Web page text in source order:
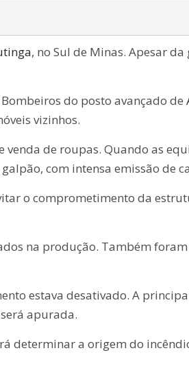
, no Sul de Minas. Apesar
do posto avançado de
vizinhos.
de roupas. Quando as
com intensa emissão de
o comprometimento da
na produção. Também
estava desativado. A
apurada.
determinar a origem do